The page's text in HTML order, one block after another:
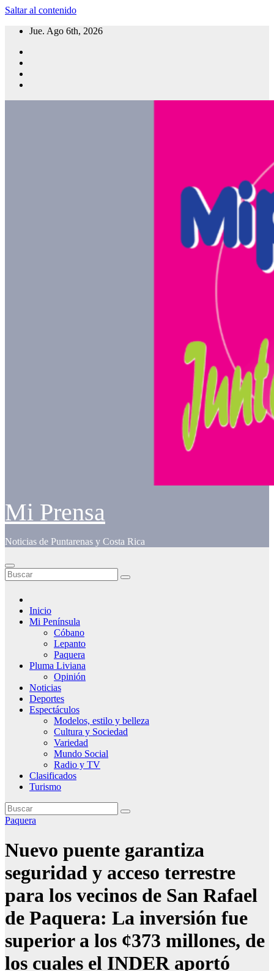
Saltar al contenido
Jue. Ago 6th, 2026
Mi Prensa
Noticias de Puntarenas y Costa Rica
Inicio
Mi Península
Cóbano
Lepanto
Paquera
Pluma Liviana
Opinión
Noticias
Deportes
Espectáculos
Modelos, estilo y belleza
Cultura y Sociedad
Variedad
Mundo Social
Radio y TV
Clasificados
Turismo
Paquera
Nuevo puente garantiza
seguridad y acceso terrestre
para los vecinos de San Rafael
de Paquera: La inversión fue
superior a los ¢373 millones, de
los cuales el INDER aportó